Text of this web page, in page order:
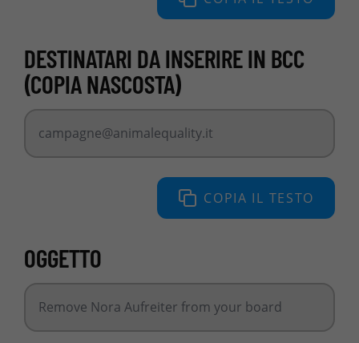
DESTINATARI DA INSERIRE IN BCC
(COPIA NASCOSTA)
campagne@animalequality.it
COPIA IL TESTO
OGGETTO
Remove Nora Aufreiter from your board